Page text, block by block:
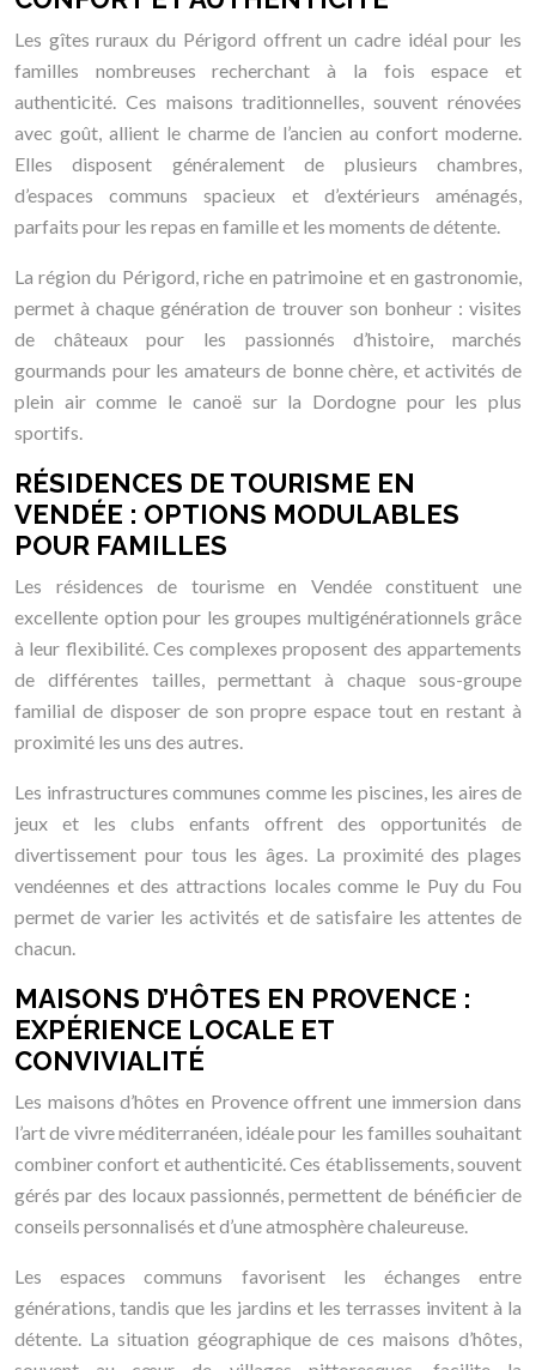
Les gîtes ruraux du Périgord offrent un cadre idéal pour les
familles nombreuses recherchant à la fois espace et
authenticité. Ces maisons traditionnelles, souvent rénovées
avec goût, allient le charme de l’ancien au confort moderne.
Elles disposent généralement de plusieurs chambres,
d’espaces communs spacieux et d’extérieurs aménagés,
parfaits pour les repas en famille et les moments de détente.
La région du Périgord, riche en patrimoine et en gastronomie,
permet à chaque génération de trouver son bonheur : visites
de châteaux pour les passionnés d’histoire, marchés
gourmands pour les amateurs de bonne chère, et activités de
plein air comme le canoë sur la Dordogne pour les plus
sportifs.
RÉSIDENCES DE TOURISME EN
VENDÉE : OPTIONS MODULABLES
POUR FAMILLES
Les résidences de tourisme en Vendée constituent une
excellente option pour les groupes multigénérationnels grâce
à leur flexibilité. Ces complexes proposent des appartements
de différentes tailles, permettant à chaque sous-groupe
familial de disposer de son propre espace tout en restant à
proximité les uns des autres.
Les infrastructures communes comme les piscines, les aires de
jeux et les clubs enfants offrent des opportunités de
divertissement pour tous les âges. La proximité des plages
vendéennes et des attractions locales comme le Puy du Fou
permet de varier les activités et de satisfaire les attentes de
chacun.
MAISONS D’HÔTES EN PROVENCE :
EXPÉRIENCE LOCALE ET
CONVIVIALITÉ
Les maisons d’hôtes en Provence offrent une immersion dans
l’art de vivre méditerranéen, idéale pour les familles souhaitant
combiner confort et authenticité. Ces établissements, souvent
gérés par des locaux passionnés, permettent de bénéficier de
conseils personnalisés et d’une atmosphère chaleureuse.
Les espaces communs favorisent les échanges entre
générations, tandis que les jardins et les terrasses invitent à la
détente. La situation géographique de ces maisons d’hôtes,